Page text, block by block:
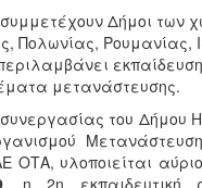
Δήμοι των
Πολωνίας, Ρουμανίας,
εκπαίδευση
μετανάστευσης.
του Δήμου
ΟΤΑ, υλοποιείται αύριο
η 2η εκπαιδευτική